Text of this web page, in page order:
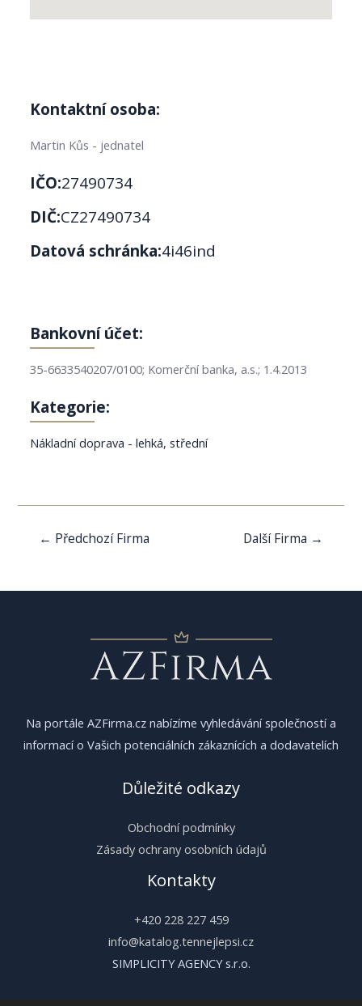
Kontaktní osoba:
Martin Kůs - jednatel
IČO:27490734
DIČ:CZ27490734
Datová schránka:4i46ind
Bankovní účet:
35-6633540207/0100; Komerční banka, a.s.; 1.4.2013
Kategorie:
Nákladní doprava - lehká, střední
Navigace
← Předchozí Firma Další Firma →
Na portále AZFirma.cz nabízíme vyhledávání společností a
informací o Vašich potenciálních zákaznících a dodavatelích
Důležité odkazy
Obchodní podmínky
Zásady ochrany osobních údajů
Kontakty
+420 228 227 459
info@katalog.tennejlepsi.cz
SIMPLICITY AGENCY s.r.o.